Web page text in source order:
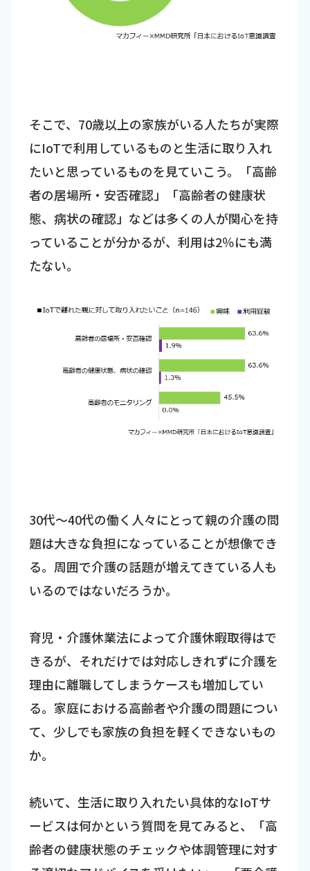
そこで、70歳以上の家族がいる人たちが実際
にIoTで利用しているものと生活に取り入れ
たいと思っているものを見ていこう。「高齢
者の居場所・安否確認」「高齢者の健康状
態、病状の確認」などは多くの人が関心を持
っていることが分かるが、利用は2％にも満
たない。
30代～40代の働く人々にとって親の介護の問
題は大きな負担になっていることが想像でき
る。周囲で介護の話題が増えてきている人も
いるのではないだろうか。
育児・介護休業法によって介護休暇取得はで
きるが、それだけでは対応しきれずに介護を
理由に離職してしまうケースも増加してい
る。家庭における高齢者や介護の問題につい
て、少しでも家族の負担を軽くできないもの
か。
続いて、生活に取り入れたい具体的なIoTサ
ービスは何かという質問を見てみると、「高
齢者の健康状態のチェックや体調管理に対す